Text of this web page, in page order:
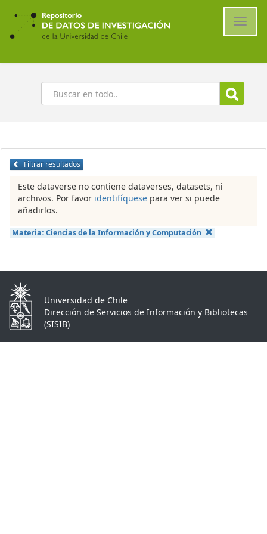
Ir
contenido
principal
Buscar
Filtrar resultados
Este dataverse no contiene dataverses, datasets, ni
archivos. Por favor identifíquese para ver si puede
añadirlos.
Materia: Ciencias de la Información y Computación
Universidad de Chile
Dirección de Servicios de Información y Bibliotecas
(SISIB)